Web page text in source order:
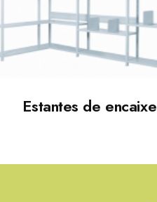
Estantes de encaixe